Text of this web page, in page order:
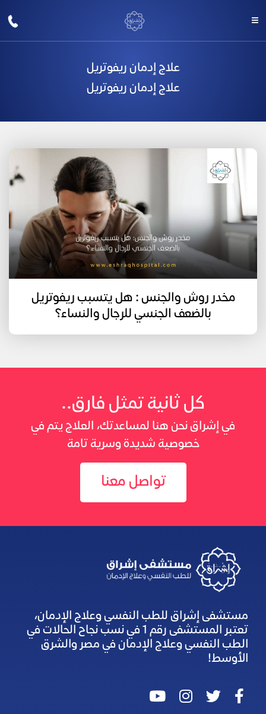
علاج إدمان ريفوتريل
علاج إدمان ريفوتريل
مخدر روش والجنس : هل يتسبب ريفوتريل
بالضعف الجنسي للرجال والنساء؟
كل ثانية تمثل فارق..
في إشراق نحن هنا لمساعدتك، العلاج يتم في
خصوصية شديدة وسرية تامة
تواصل معنا
مستشفى إشراق للطب النفسي وعلاج الإدمان،
تعتبر المستشفى رقم 1 في نسب نجاح الحالات في
الطب النفسي وعلاج الإدمان في مصر والشرق
الأوسط!